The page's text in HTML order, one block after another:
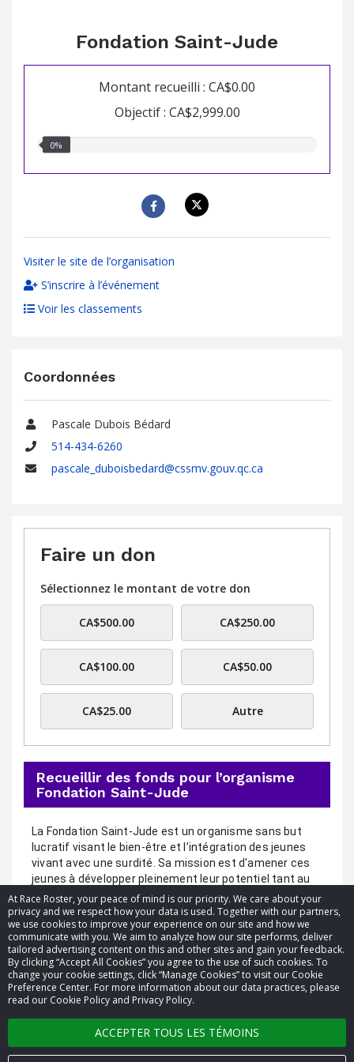
At Race Roster, your peace of mind is our priority. We care about your
privacy and we respect how your data is used. Together with our partners,
we use cookies to improve your experience on our site and how we
communicate with you. We aim to analyze how our site performs, deliver
tailored advertising content on this and other sites and gain your feedback.
By clicking “Accept All Cookies” you agree to the use of such cookies. To
change your cookie settings, click “Manage Cookies” to visit our Cookie
Preference Center. For more information about our data practices, please
read our Cookie Policy and Privacy Policy.
ACCEPTER TOUS LES TÉMOINS
Fondation Saint-Jude
Montant recueilli : CA$0.00
Objectif : CA$2,999.00
0.00%
0%
Visiter le site de l’organisation
S’inscrire à l’événement
Voir les classements
Coordonnées
Nom
Pascale Dubois Bédard
Téléphone
514-434-6260
pascale_duboisbedard@cssmv.gouv.qc.ca
Faire un don
Sélectionnez le montant de votre don
CA$500.00 CA$250.00
CA$100.00 CA$50.00
CA$25.00 Autre
Recueillir des fonds pour l’organisme
Fondation Saint-Jude
La Fondation Saint-Jude est un organisme sans but
lucratif visant le bien-être et l’intégration des jeunes
vivant avec une surdité. Sa mission est d'amener ces
jeunes à développer pleinement leur potentiel tant au
niveau personnel, professionnel et social.
© 2026 Race Roster. Tous droits réservés.
Paramètres des témoins
Politique de confidentialité